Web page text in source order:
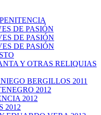
DE PASIÓN
DE PASIÓN
DE PASIÓN
Y OTRAS RELIQUIAS
BERGILLOS 2011
2012
2012
2012